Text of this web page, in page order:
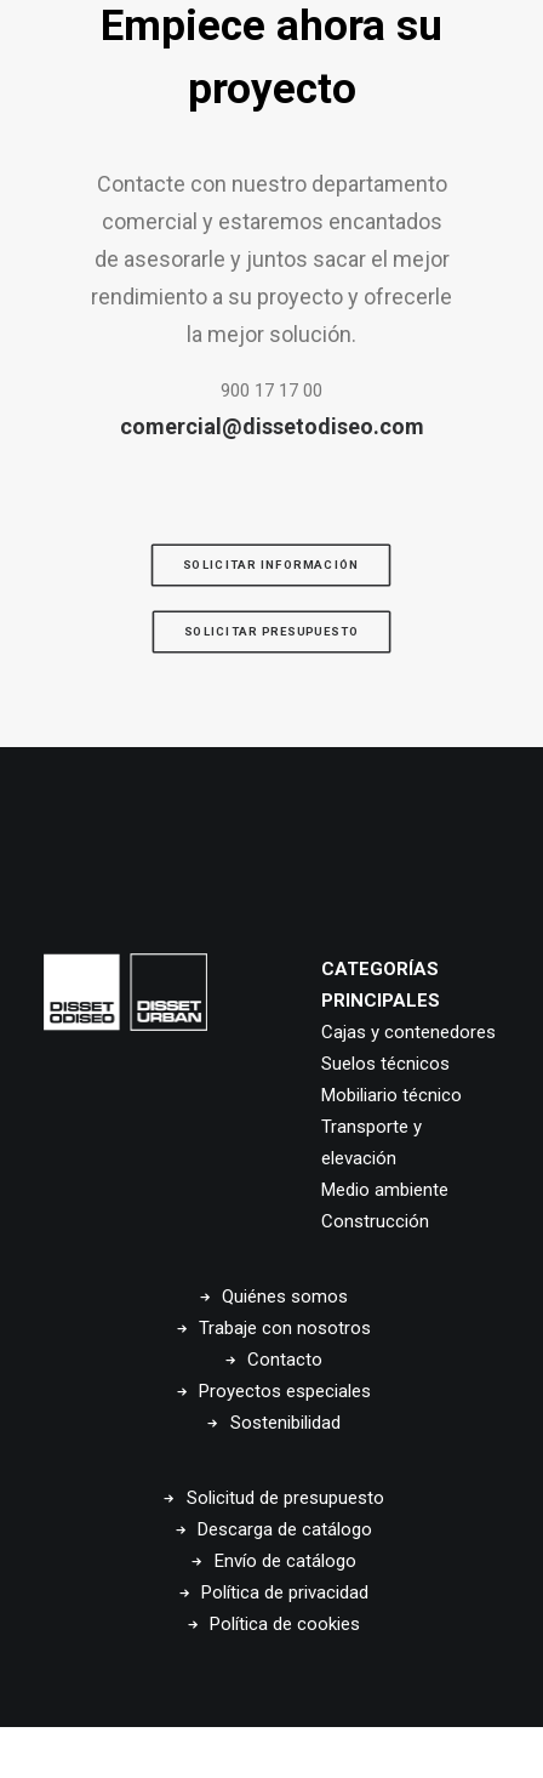
Empiece ahora su
proyecto
Contacte con nuestro departamento
comercial y estaremos encantados
de asesorarle y juntos sacar el mejor
rendimiento a su proyecto y ofrecerle
la mejor solución.
900 17 17 00
comercial@dissetodiseo.com
SOLICITAR INFORMACIÓN
SOLICITAR PRESUPUESTO
CATEGORÍAS
PRINCIPALES
Cajas y contenedores
Suelos técnicos
Mobiliario técnico
Transporte y
elevación
Medio ambiente
Construcción
Quiénes somos
Trabaje con nosotros
Contacto
Proyectos especiales
Sostenibilidad
Solicitud de presupuesto
Descarga de catálogo
Envío de catálogo
Política de privacidad
Política de cookies